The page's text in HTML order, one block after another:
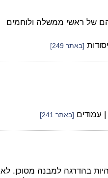
של ראשי ממשלה ולוחמים
[באתר 249]
| עמודים [באתר 241]
בהדרגה למבנה מסוכן. לא